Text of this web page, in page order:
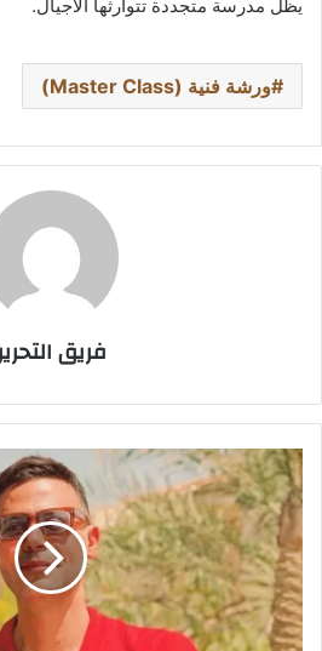
يظل مدرسة متجددة تتوارثها الأجيال.
ورشة فنية (Master Class)
فريق
بلا
دوبلير..
محمد
إمام
يتحدى
المونديال
والثانوية
بـ"صقر